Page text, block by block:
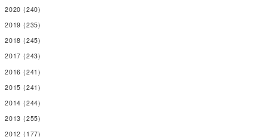
2020 (240)
2019 (235)
2018 (245)
2017 (243)
2016 (241)
2015 (241)
2014 (244)
2013 (255)
2012 (177)